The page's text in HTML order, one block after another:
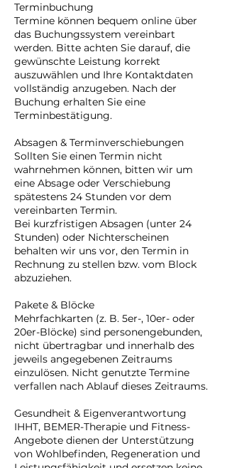
Terminbuchung
Termine können bequem online über
das Buchungssystem vereinbart
werden. Bitte achten Sie darauf, die
gewünschte Leistung korrekt
auszuwählen und Ihre Kontaktdaten
vollständig anzugeben. Nach der
Buchung erhalten Sie eine
Terminbestätigung.
Absagen & Terminverschiebungen
Sollten Sie einen Termin nicht
wahrnehmen können, bitten wir um
eine Absage oder Verschiebung
spätestens 24 Stunden vor dem
vereinbarten Termin.
Bei kurzfristigen Absagen (unter 24
Stunden) oder Nichterscheinen
behalten wir uns vor, den Termin in
Rechnung zu stellen bzw. vom Block
abzuziehen.
Pakete & Blöcke
Mehrfachkarten (z. B. 5er-, 10er- oder
20er-Blöcke) sind personengebunden,
nicht übertragbar und innerhalb des
jeweils angegebenen Zeitraums
einzulösen. Nicht genutzte Termine
verfallen nach Ablauf dieses Zeitraums.
Gesundheit & Eigenverantwortung
IHHT, BEMER-Therapie und Fitness-
Angebote dienen der Unterstützung
von Wohlbefinden, Regeneration und